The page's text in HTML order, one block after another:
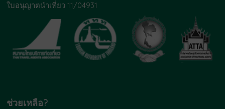
ใบอนุญาตนำเที่ยว 11/04931
ช่วยเหลือ?